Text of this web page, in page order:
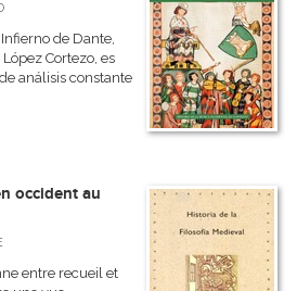
de Dante,
Cortezo, es
análisis constante
occident au
entre recueil et